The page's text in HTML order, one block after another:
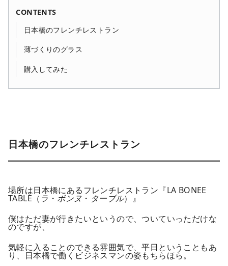
CONTENTS
日本橋のフレンチレストラン
薄づくりのグラス
購入してみた
日本橋のフレンチレストラン
場所は日本橋にあるフレンチレストラン『LA BONEE
TABLE（ ラ ・ ボンヌ ・ ターブル）』
僕はただ妻が行きたいというので、ついていっただけな
のですが、
気軽に入ることのできる雰囲気で、平日ということもあ
り、日本橋で働くビジネスマンの姿もちらほら。